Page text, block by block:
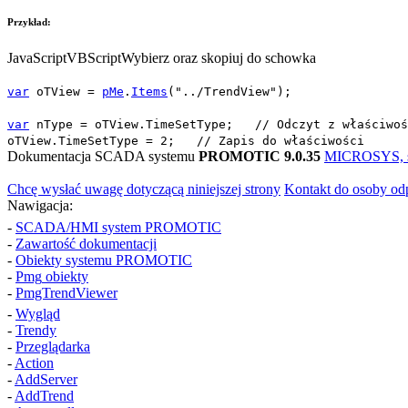
Przykład:
JavaScriptVBScriptWybierz oraz skopiuj do schowka
var oTView = pMe . Items ( "../TrendView" );
var nType = oTView . TimeSetType ; // Odczyt z
oTView . TimeSetType = 2 ; // Zapis do właściwości
Dokumentacja SCADA systemu PROMOTIC 9.0.35 MICROSYS,
Chcę wysłać uwagę dotyczącą niniejszej strony Kontakt do osoby
Nawigacja:
- SCADA/HMI system PROMOTIC
- Zawartość dokumentacji
- Obiekty systemu PROMOTIC
- Pmg obiekty
- PmgTrendViewer
- Wygląd
- Trendy
- Przeglądarka
- Action
- AddServer
- AddTrend